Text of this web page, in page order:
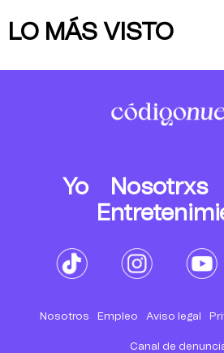
LO MÁS VISTO
Yo Nosotrxs
Nosotros Empleo Aviso legal
Canal de